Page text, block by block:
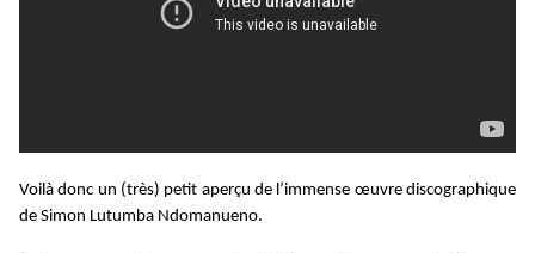
Voilà donc un (très) petit aperçu de l’immense œuvre discographique
de Simon Lutumba Ndomanueno.